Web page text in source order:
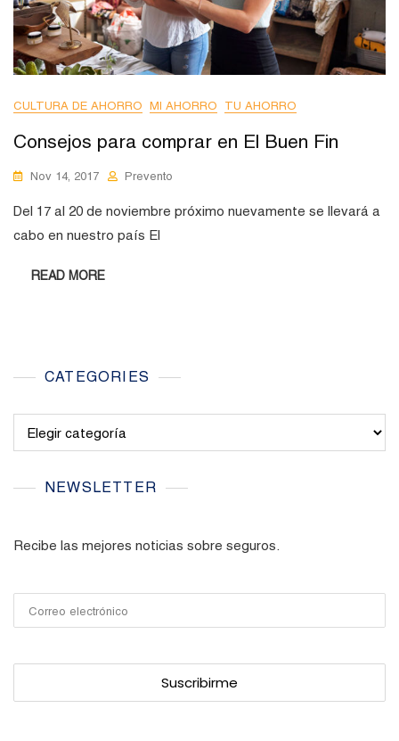
CULTURA DE AHORRO MI AHORRO TU AHORRO
Consejos para comprar en El Buen Fin
Nov 14, 2017 Prevento
Del 17 al 20 de noviembre próximo nuevamente se llevará a
cabo en nuestro país El
READ MORE
CATEGORIES
NEWSLETTER
Recibe las mejores noticias sobre seguros.